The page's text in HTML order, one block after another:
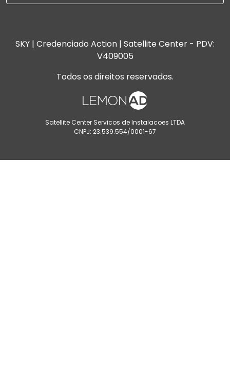
SKY | Credenciado Action | Satellite Center - PDV:
V409005
Todos os direitos reservados.
Satellite Center Servicos de Instalacoes LTDA
CNPJ: 23.539.554/0001-67